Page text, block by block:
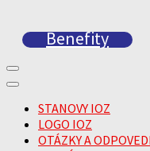
Benefity
STANOVY IOZ
LOGO IOZ
OTÁZKY A